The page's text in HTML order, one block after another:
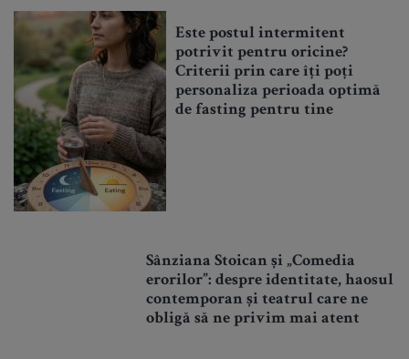
Este postul intermitent
potrivit pentru oricine?
Criterii prin care îți poți
personaliza perioada optimă
de fasting pentru tine
Sânziana Stoican și „Comedia
erorilor”: despre identitate, haosul
contemporan și teatrul care ne
obligă să ne privim mai atent